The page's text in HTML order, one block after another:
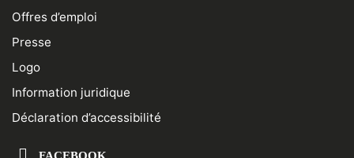
Offres d’emploi
Presse
Logo
Information juridique
Déclaration d’accessibilité
FACEBOOK